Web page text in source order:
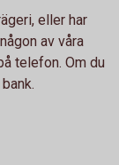
eller har
av våra
telefon. Om du